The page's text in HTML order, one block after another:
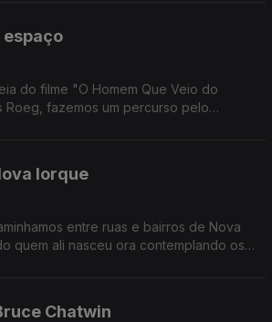
do filme "O Homem Que Veio do
Roeg, fazemos um percurso pelo
Iorque
entre ruas e bairros de Nova
quem ali nasceu ora contemplando os
Chatwin